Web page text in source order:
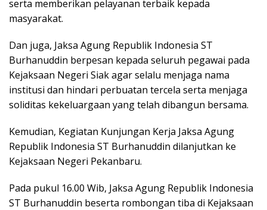
serta memberikan pelayanan terbaik kepada
masyarakat.
Dan juga, Jaksa Agung Republik Indonesia ST
Burhanuddin berpesan kepada seluruh pegawai pada
Kejaksaan Negeri Siak agar selalu menjaga nama
institusi dan hindari perbuatan tercela serta menjaga
soliditas kekeluargaan yang telah dibangun bersama.
Kemudian, Kegiatan Kunjungan Kerja Jaksa Agung
Republik Indonesia ST Burhanuddin dilanjutkan ke
Kejaksaan Negeri Pekanbaru.
Pada pukul 16.00 Wib, Jaksa Agung Republik Indonesia
ST Burhanuddin beserta rombongan tiba di Kejaksaan